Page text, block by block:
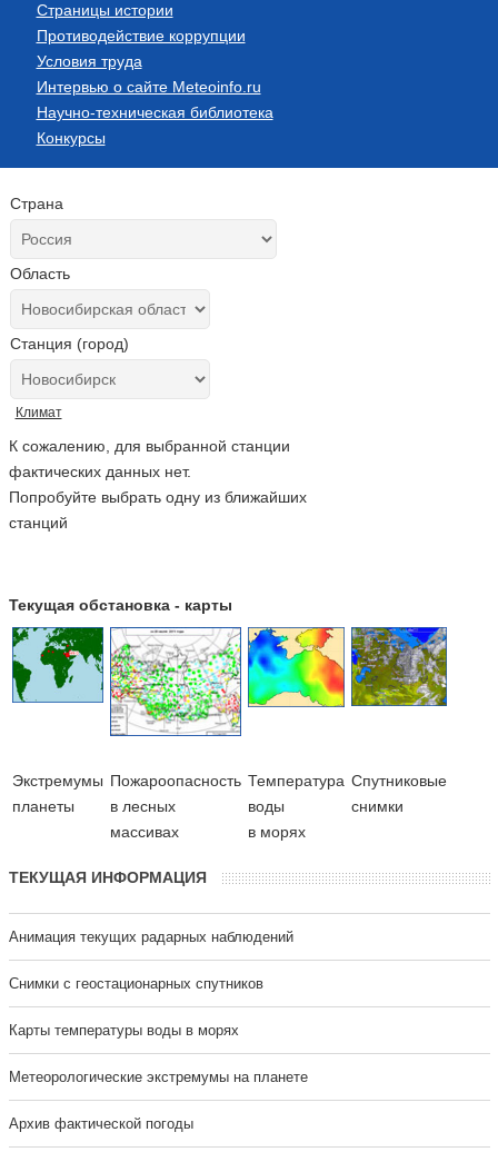
Страницы истории
Противодействие коррупции
Условия труда
Интервью о сайте Meteoinfo.ru
Научно-техническая библиотека
Конкурсы
Страна
Область
Станция (город)
Климат
К сожалению, для выбранной станции
фактических данных нет.
Попробуйте выбрать одну из ближайших
станций
Текущая обстановка - карты
Экстремумы
планеты
Пожароопасность
в лесных
массивах
Температура
воды
в морях
Cпутниковые
снимки
ТЕКУЩАЯ ИНФОРМАЦИЯ
Анимация текущих радарных наблюдений
Cнимки с геостационарных спутников
Карты температуры воды в морях
Метеорологические экстремумы на планете
Архив фактической погоды